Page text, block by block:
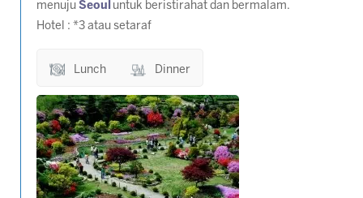
menuju Seoul
untuk beristirahat dan bermalam.
Hotel : *3 atau setaraf
Lunch Dinner